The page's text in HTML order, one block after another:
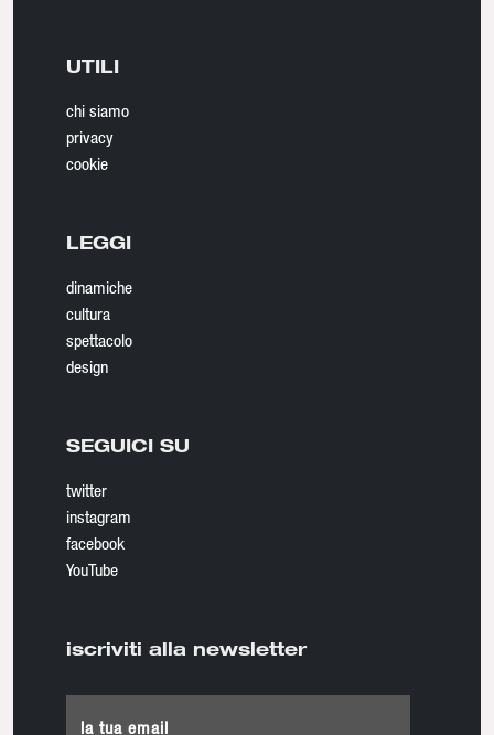
UTILI
chi siamo
privacy
cookie
LEGGI
dinamiche
cultura
spettacolo
design
SEGUICI SU
twitter
instagram
facebook
YouTube
iscriviti alla newsletter
la tua email